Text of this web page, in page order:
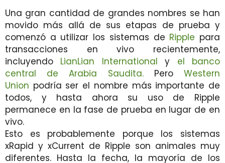
Una gran cantidad de grandes nombres se han
movido más allá de sus etapas de prueba y
comenzó a utilizar los sistemas de Ripple para
transacciones en vivo recientemente,
incluyendo LianLian International y el banco
central de Arabia Saudita. PeroWestern
Union podría ser el nombre más importante de
todos, y hasta ahora su uso de Ripple
permanece en la fase de prueba en lugar de en
vivo.
Esto es probablemente porque los sistemas
xRapid y xCurrent de Ripple son animales muy
diferentes. Hasta la fecha, la mayoría de los